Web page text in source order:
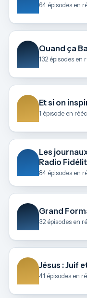
64 épisodes en
Quand ça
132 épisodes en
Et si on
1 épisode en
Les
Radio
84 épisodes en
Grand
32 épisodes en
Jésus : Juif
41 épisodes en